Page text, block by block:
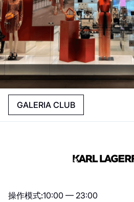
GALERIA CLUB
操作模式:10:00 — 23:00